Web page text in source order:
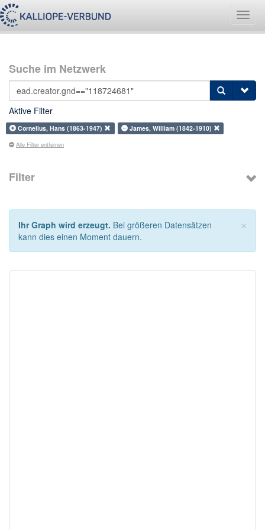
Suche im Netzwerk
Aktive Filter
Cornelius, Hans (1863-1947) James, William (1842-1910)
Alle Filter entfernen
Filter
×
Ihr Graph wird erzeugt. Bei größeren Datensätzen
kann dies einen Moment dauern.